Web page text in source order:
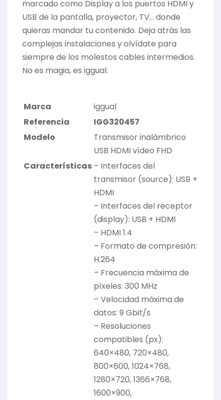
marcado como Display a los puertos HDMI y
USB de la pantalla, proyector, TV… donde
quieras mandar tu contenido. Deja atrás las
complejas instalaciones y olvídate para
siempre de los molestos cables intermedios.
No es magia, es iggual.
Marca
iggual
Referencia
IGG320457
Modelo
Transmisor inalámbrico
USB HDMI vídeo FHD
Características – Interfaces del
transmisor (source): USB +
HDMI
– Interfaces del receptor
(display): USB + HDMI
– HDMI 1.4
– Formato de compresión:
H.264
– Frecuencia máxima de
píxeles: 300 MHz
– Velocidad máxima de
datos: 9 Gbit/s
– Resoluciones
compatibles (px):
640×480, 720×480,
800×600, 1024×768,
1280×720, 1366×768,
1600×900,